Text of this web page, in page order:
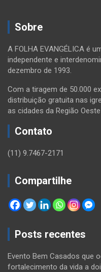
Sobre
A FOLHA EVANGÉLICA é
independente e
dezembro de 1993.
Com a tiragem de 50.000
distribuição gratuita nas
as cidades da Região Oeste
Contato
(11) 9.7467-2171
Compartilhe
Posts recentes
Evento Bem Casados que
fortalecimento da vida a